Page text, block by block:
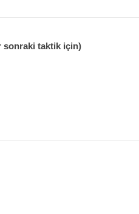
sonraki taktik için)